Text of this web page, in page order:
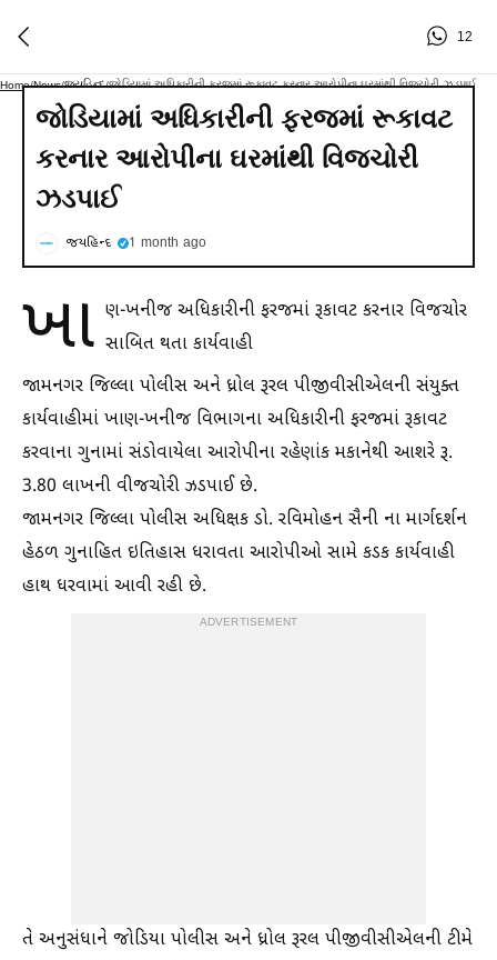
12
Home/News/જયહિન્દ/જોડિયામાં અધિકારીની ફરજમાં રૂકાવટ કરનાર આરોપીના ઘરમાંથી વિજચોરી ઝડપાઈ
જોડિયામાં અધિકારીની ફરજમાં રૂકાવટ
કરનાર આરોપીના ઘરમાંથી વિજચોરી
ઝડપાઈ
જયહિન્દ 1 month ago
ખા ણ-ખનીજ અધિકારીની ફરજમાં રૂકાવટ કરનાર વિજચોર
સાબિત થતા કાર્યવાહી
જામનગર જિલ્લા પોલીસ અને ધ્રોલ રૂરલ પીજીવીસીએલની સંયુક્ત
કાર્યવાહીમાં ખાણ-ખનીજ વિભાગના અધિકારીની ફરજમાં રૂકાવટ
કરવાના ગુનામાં સંડોવાયેલા આરોપીના રહેણાંક મકાનેથી આશરે રૂ.
3.80 લાખની વીજચોરી ઝડપાઈ છે.
જામનગર જિલ્લા પોલીસ અધિક્ષક ડો. રવિમોહન સૈની ના માર્ગદર્શન
હેઠળ ગુનાહિત ઇતિહાસ ધરાવતા આરોપીઓ સામે કડક કાર્યવાહી
હાથ ધરવામાં આવી રહી છે.
ADVERTISEMENT
તે અનુસંધાને જોડિયા પોલીસ અને ધ્રોલ રૂરલ પીજીવીસીએલની ટીમે